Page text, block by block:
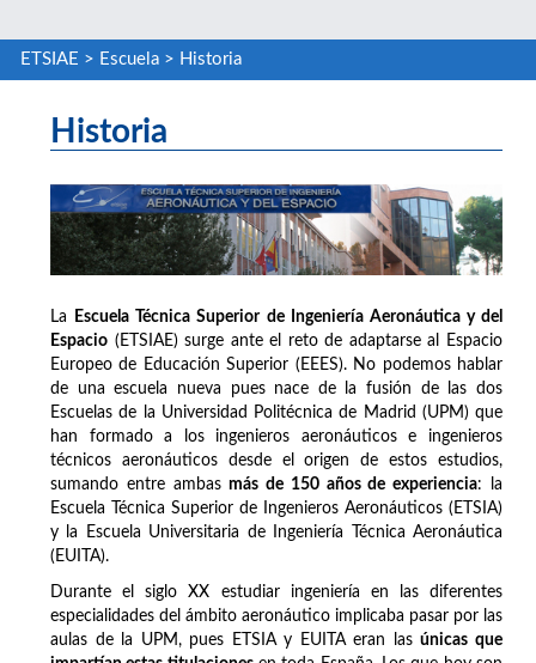
ETSIAE > Escuela> Historia
Historia
La
Escuela Técnica Superior de Ingeniería Aeronáutica y del
Espacio (ETSIAE) surge ante el reto de adaptarse al Espacio
Europeo de Educación Superior (EEES). No podemos hablar
de una escuela nueva pues nace de la fusión de las dos
Escuelas de la Universidad Politécnica de Madrid (UPM) que
han formado a los ingenieros aeronáuticos e ingenieros
técnicos aeronáuticos desde el origen de estos estudios,
sumando entre ambasmás de 150 años de experiencia: la
Escuela Técnica Superior de Ingenieros Aeronáuticos (ETSIA)
y la Escuela Universitaria de Ingeniería Técnica Aeronáutica
(EUITA).
Durante el siglo XX estudiar ingeniería en las diferentes
especialidades del ámbito aeronáutico implicaba pasar por las
aulas de la UPM, pues ETSIA y EUITA eran lasúnicas que